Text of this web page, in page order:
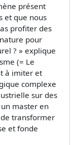
présent
et que nous
profiter des
pour
? » explique
(= Le
à imiter et
complexe
sur des
master en
transformer
et fonde